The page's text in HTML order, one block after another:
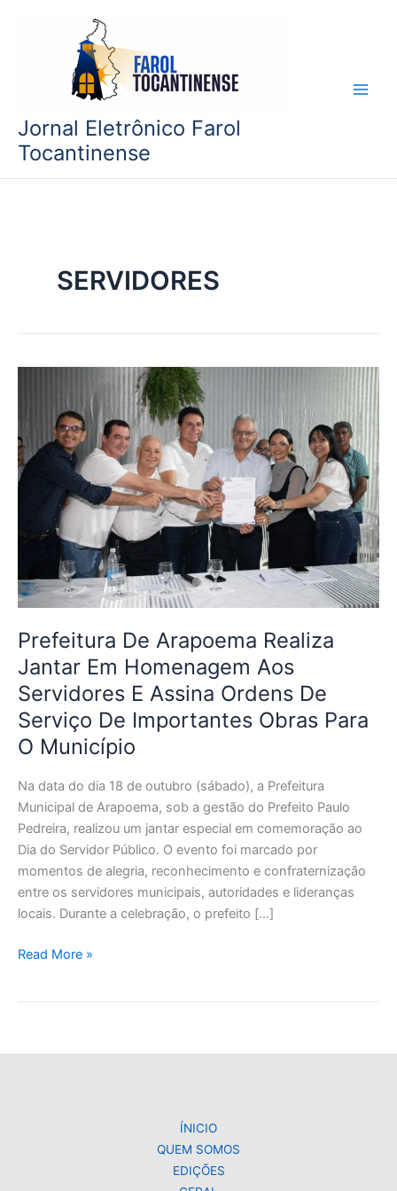
Jornal Eletrônico Farol
Tocantinense
SERVIDORES
Prefeitura De Arapoema Realiza
Jantar Em Homenagem Aos
Servidores E Assina Ordens De
Serviço De Importantes Obras Para
O Município
Na data do dia 18 de outubro (sábado), a Prefeitura
Municipal de Arapoema, sob a gestão do Prefeito Paulo
Pedreira, realizou um jantar especial em comemoração ao
Dia do Servidor Público. O evento foi marcado por
momentos de alegria, reconhecimento e confraternização
entre os servidores municipais, autoridades e lideranças
locais. Durante a celebração, o prefeito […]
Arapoema
Realiza
Jantar
Em
Homenagem
Servidores
Assina
Ordens
De
Serviço
De
Importantes
Obras
Para
O
Município
Read More »
ÍNICIO
QUEM SOMOS
EDIÇÕES